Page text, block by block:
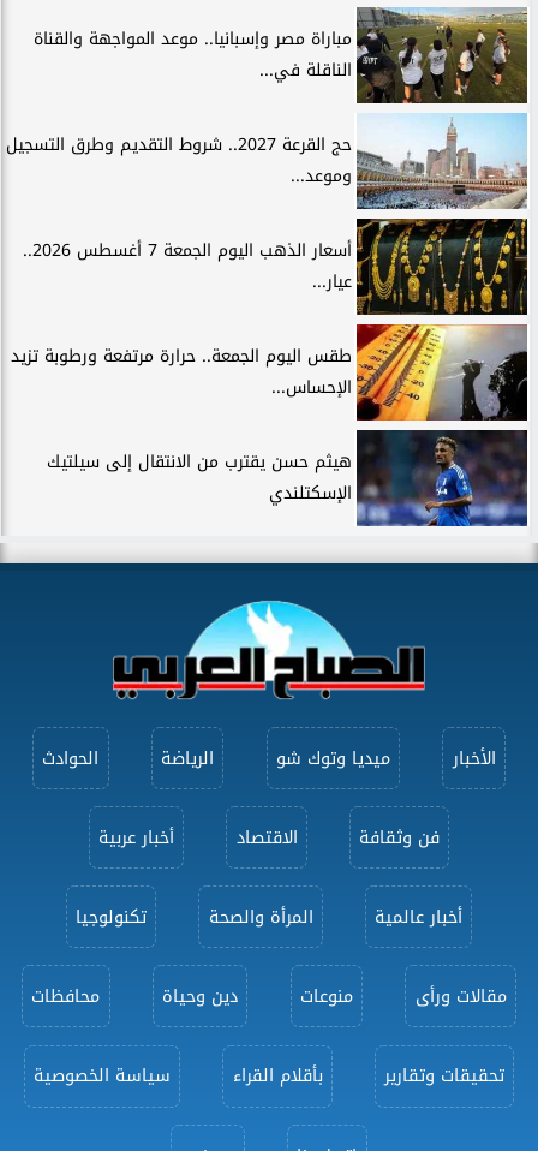
مباراة مصر وإسبانيا.. موعد المواجهة والقناة
الناقلة في...
حج القرعة 2027.. شروط التقديم وطرق التسجيل
وموعد...
أسعار الذهب اليوم الجمعة 7 أغسطس 2026..
عيار...
طقس اليوم الجمعة.. حرارة مرتفعة ورطوبة تزيد
الإحساس...
هيثم حسن يقترب من الانتقال إلى سيلتيك
الإسكتلندي
الأخبار ميديا وتوك شو الرياضة الحوادث
فن وثقافة الاقتصاد أخبار عربية
أخبار عالمية المرأة والصحة تكنولوجيا
مقالات ورأى منوعات دين وحياة محافظات
تحقيقات وتقارير بأقلام القراء سياسة الخصوصية